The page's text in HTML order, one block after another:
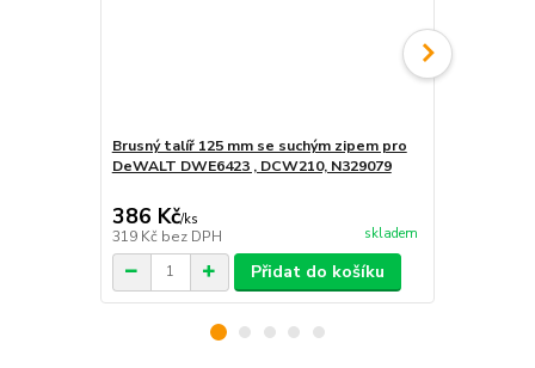
Brusný talíř 125 mm se suchým zipem pro
DeWALT DWE6423 , DCW210, N329079
386 Kč/ks
319 Kč bez DPH skladem
Přidat do košíku